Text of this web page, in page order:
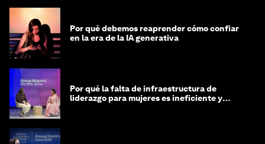
Por qué debemos reaprender cómo confiar
en la era de la IA generativa
Por qué la falta de infraestructura de
liderazgo para mujeres es ineficiente y